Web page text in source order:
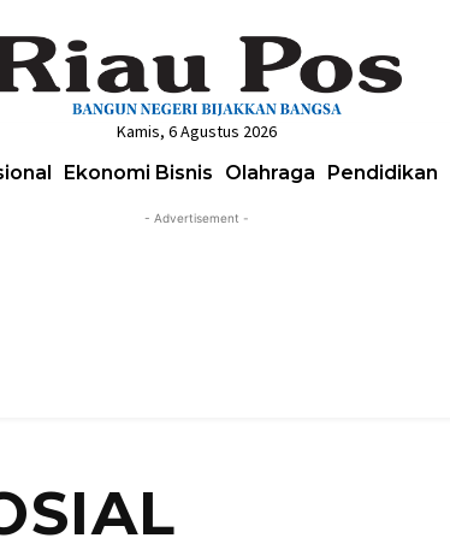
Kamis, 6 Agustus 2026
Ekonomi Bisnis Olahraga Pendidikan
- Advertisement -